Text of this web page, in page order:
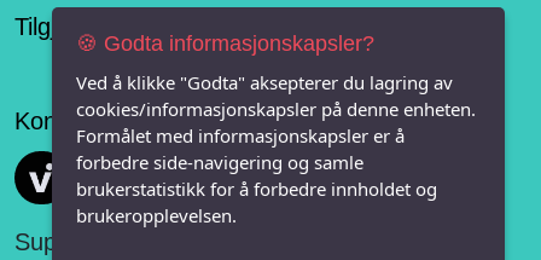
Tilgjengelighetserklæring
Konseptet er levert av
Vi FRITID
Support:
🍪 Godta informasjonskapsler?
Ved å klikke "Godta" aksepterer du lagring av
cookies/informasjonskapsler på denne enheten.
Formålet med informasjonskapsler er å
forbedre side-navigering og samle
brukerstatistikk for å forbedre innholdet og
brukeropplevelsen.